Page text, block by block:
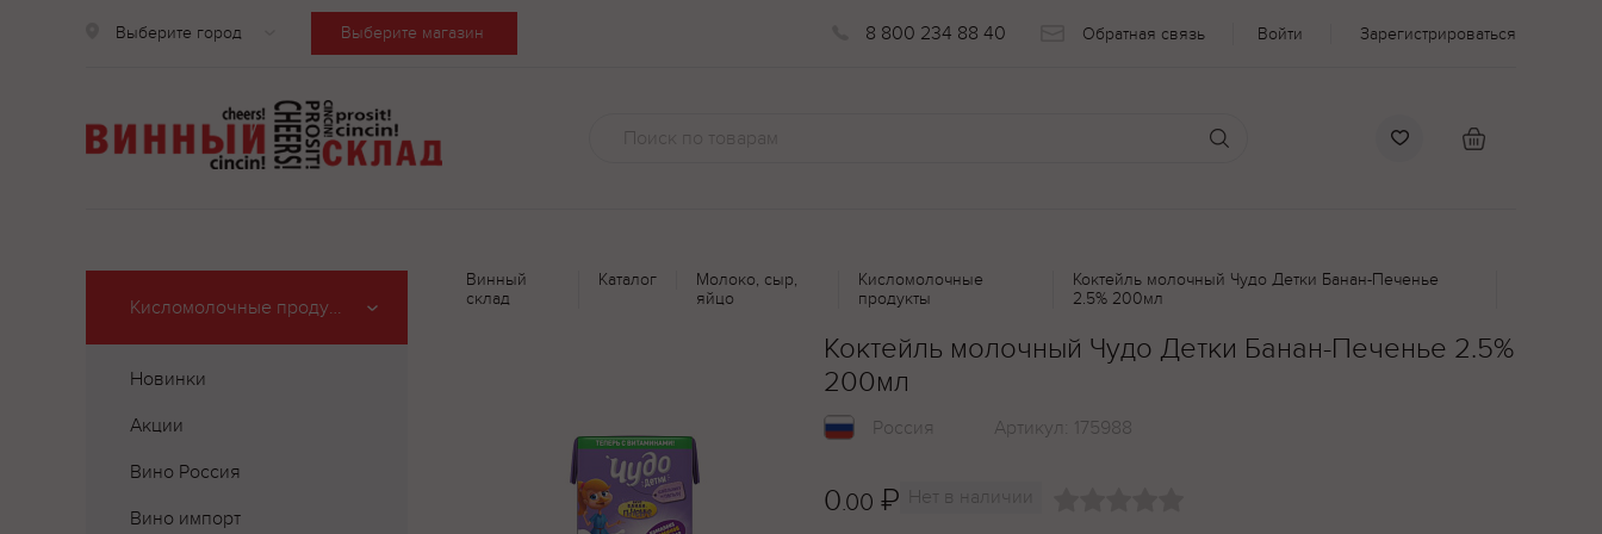
Выберите город Выберите магазин 8 800 234 88 40 Обратная связь Войти Зарегистрироваться
Кисломолочные продукты
Новинки
Акции
Вино Россия
Вино импорт
Винный
склад
Каталог
Молоко, сыр,
яйцо
Кисломолочные
продукты
Коктейль молочный Чудо Детки Банан-Печенье
2.5% 200мл
Коктейль молочный Чудо Детки Банан-Печенье 2.5%
200мл
Россия Артикул: 175988
0.00 ₽ Нет в наличии